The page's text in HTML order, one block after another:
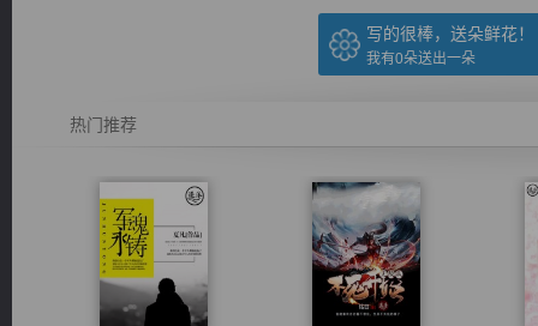
写的很棒，送朵鲜花！
我有0朵送出一朵
热门推荐